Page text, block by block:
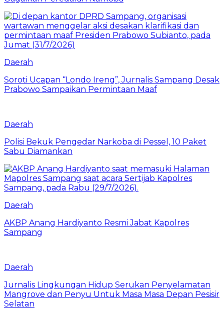
Daerah
Soroti Ucapan “Londo Ireng”, Jurnalis Sampang Desak
Prabowo Sampaikan Permintaan Maaf
Daerah
Polisi Bekuk Pengedar Narkoba di Pessel, 10 Paket
Sabu Diamankan
Daerah
AKBP Anang Hardiyanto Resmi Jabat Kapolres
Sampang
Daerah
Jurnalis Lingkungan Hidup Serukan Penyelamatan
Mangrove dan Penyu Untuk Masa Masa Depan Pesisir
Selatan